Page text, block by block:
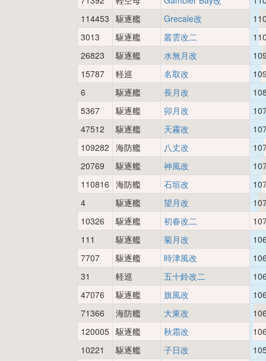
114453 駆逐艦 Grecale改
3013
駆逐艦 叢雲改二
26823
駆逐艦 水無月改
15787
軽巡 名取改
6
駆逐艦 長月改
5367
駆逐艦 卯月改
47512
駆逐艦 天霧改
109282 海防艦 八丈改
20769
駆逐艦 神風改
110816 海防艦 石垣改
4
駆逐艦 望月改
10326
駆逐艦 初春改二
111
駆逐艦 菊月改
7707
駆逐艦 時津風改
31
軽巡 五十鈴改二
47076
駆逐艦 旗風改
71366
海防艦 大東改
120005 駆逐艦 秋霜改
10221
駆逐艦 子日改